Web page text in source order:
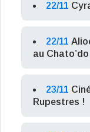
22/11
22/11
au Chato’do
23/11
Rupestres !